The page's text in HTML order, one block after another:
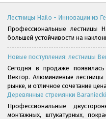
Лестницы Hailo - Инновации из
Профессиональные лестницы
большей устойчивости на
Новые поступления: лестницы
Сегодня в продаже
Вектор. Алюминиевые
рынке, и отличное сочетание
Деревянные стремянки Baraniecki
Профессиональные
монтажных, штукатурных,